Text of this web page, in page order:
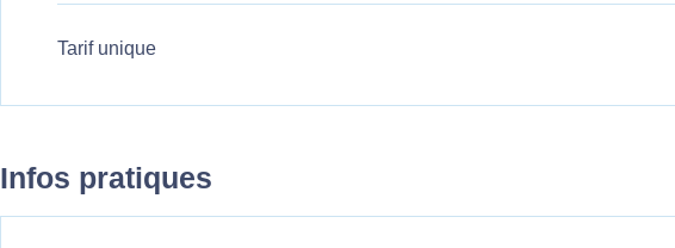
Tarif unique
Infos pratiques